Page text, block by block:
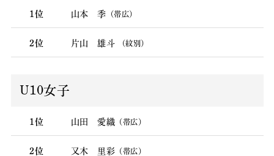
1位 山本 季 （帯広）
2位 片山 雄斗 （紋別）
U10女子
1位 山田 愛織 （帯広）
2位 又木 里彩 （帯広）